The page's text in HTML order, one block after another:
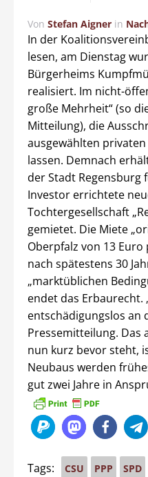
Von Stefan Aigner in
In der
lesen, am Dienstag
Bürgerheims
realisiert. Im nicht-
große Mehrheit“ (so
Mitteilung), die
ausgewählten
lassen. Demnach
der Stadt Regensburg
Investor errichtete
Tochtergesellschaft
gemietet. Die Miete
Oberpfalz von 13
nach spätestens 30
„marktüblichen
endet das Erbaurecht.
entschädigungslos an
Pressemitteilung. Das
nun kurz bevor steht,
Neubaus werden
gut zwei Jahre in
Tags: CSU PPP SPD